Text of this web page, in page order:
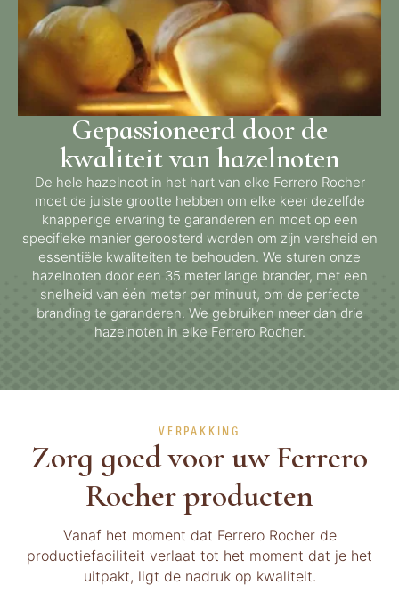
Gepassioneerd door de
kwaliteit van hazelnoten
De hele hazelnoot in het hart van elke Ferrero Rocher
moet de juiste grootte hebben om elke keer dezelfde
knapperige ervaring te garanderen en moet op een
specifieke manier geroosterd worden om zijn versheid en
essentiële kwaliteiten te behouden. We sturen onze
hazelnoten door een 35 meter lange brander, met een
snelheid van één meter per minuut, om de perfecte
branding te garanderen. We gebruiken meer dan drie
hazelnoten in elke Ferrero Rocher.
VERPAKKING
Zorg goed voor uw Ferrero
Rocher producten
Vanaf het moment dat Ferrero Rocher de
productiefaciliteit verlaat tot het moment dat je het
uitpakt, ligt de nadruk op kwaliteit.